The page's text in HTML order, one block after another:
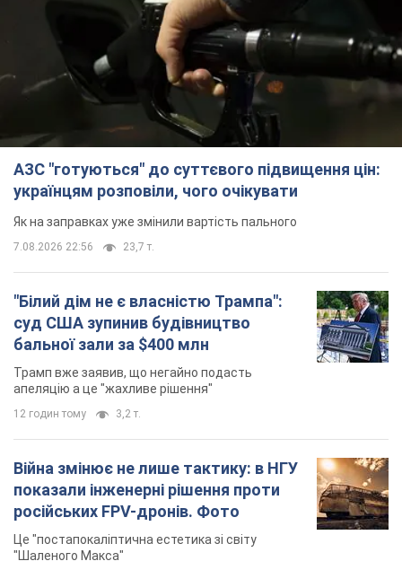
АЗС "готуються" до суттєвого підвищення цін:
українцям розповіли, чого очікувати
Як на заправках уже змінили вартість пального
7.08.2026 22:56 23,7 т.
"Білий дім не є власністю Трампа":
суд США зупинив будівництво
бальної зали за $400 млн
Трамп вже заявив, що негайно подасть
апеляцію а це "жахливе рішення"
12 годин тому 3,2 т.
Війна змінює не лише тактику: в НГУ
показали інженерні рішення проти
російських FPV-дронів. Фото
Це "постапокаліптична естетика зі світу
"Шаленого Макса"